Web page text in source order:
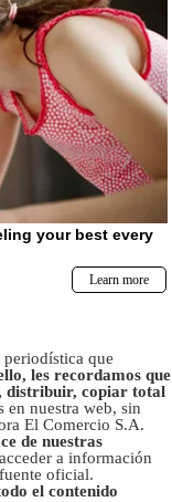
que
les recordamos que
distribuir, copiar total
en nuestra web, sin
El Comercio S.A.
de nuestras
a información
oficial.
el contenido